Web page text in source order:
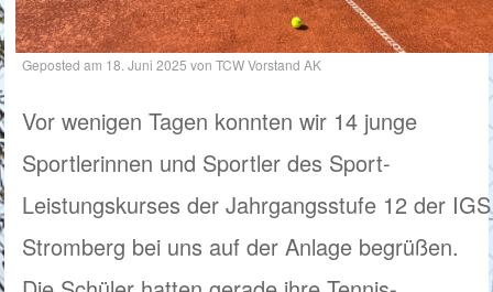
Geposted am 18. Juni 2025 vonTCW Vorstand AK
Vor wenigen Tagen konnten wir 14 junge
Sportlerinnen und Sportler des Sport-
Leistungskurses der Jahrgangsstufe 12 der IGS
Stromberg bei uns auf der Anlage begrüßen.